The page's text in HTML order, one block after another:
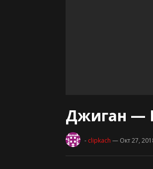
Джиган —
- clipkach — Окт 27,